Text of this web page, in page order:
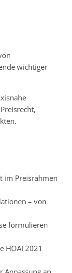
wichtiger
im Preisrahmen
– von
formulieren
HOAI 2021